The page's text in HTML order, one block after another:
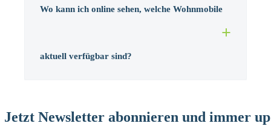
Wo kann ich online sehen, welche Wohnmobile
aktuell verfügbar sind?
Jetzt Newsletter abonnieren und immer up